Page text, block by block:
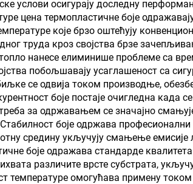
услови осигурају доследну
цена термопластичне боје
које брзо оштећују
труда кроз својства брзе
нанесе елиминише проблеме са
побољшавају усаглашеност са
се одвија током производње,
боје постаје очигледна када
за одржавањем се значајно
боје одржава
средину укључују смањење
боје одражава стандарде
различите врсте субстрата,
температуре омогућава примену